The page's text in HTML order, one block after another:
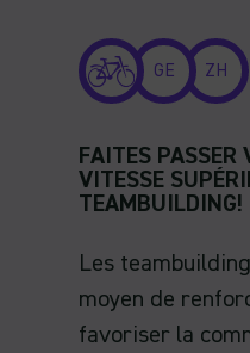
GE ZH
FAITES PASSER
VITESSE
TEAMBUILDING!
Les
moyen de
favoriser la